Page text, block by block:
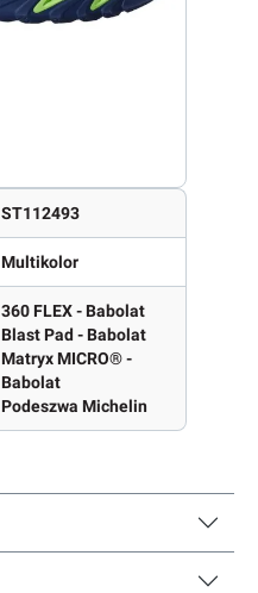
ST112493
Multikolor
360 FLEX - Babolat
Blast Pad - Babolat
Matryx MICRO® -
Babolat
Podeszwa Michelin